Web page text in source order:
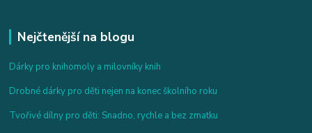
Nejčtenější na blogu
Dárky pro knihomoly a milovníky knih
Drobné dárky pro děti nejen na konec školního roku
Tvořivé dílny pro děti: Snadno, rychle a bez zmatku